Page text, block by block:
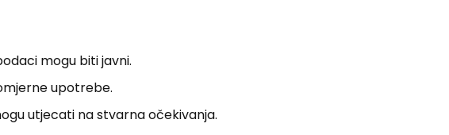
mogu biti javni.
upotrebe.
utjecati na stvarna očekivanja.